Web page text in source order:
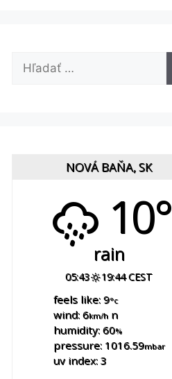
Hľadať:
NOVÁ BAŇA, SK
10°
rain
05:43 19:44 CEST
feels like: 9°c
wind: 6km/hn
humidity: 60%
pressure: 1016.59mbar
uv index: 3